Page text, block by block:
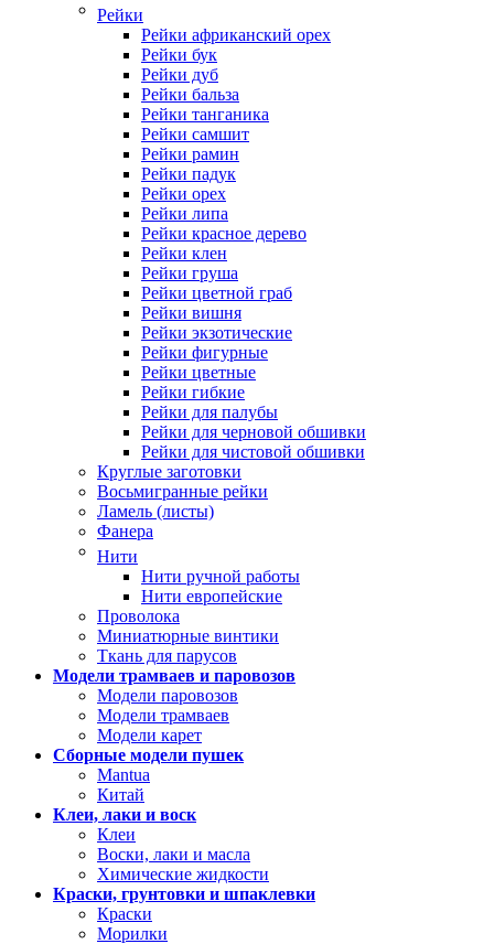
Рейки
Рейки африканский орех
Рейки бук
Рейки дуб
Рейки бальза
Рейки танганика
Рейки самшит
Рейки рамин
Рейки падук
Рейки орех
Рейки липа
Рейки красное дерево
Рейки клен
Рейки груша
Рейки цветной граб
Рейки вишня
Рейки экзотические
Рейки фигурные
Рейки цветные
Рейки гибкие
Рейки для палубы
Рейки для черновой обшивки
Рейки для чистовой обшивки
Круглые заготовки
Восьмигранные рейки
Ламель (листы)
Фанера
Нити
Нити ручной работы
Нити европейские
Проволока
Миниатюрные винтики
Ткань для парусов
Модели трамваев и паровозов
Модели паровозов
Модели трамваев
Модели карет
Сборные модели пушек
Mantua
Китай
Клеи, лаки и воск
Клеи
Воски, лаки и масла
Химические жидкости
Краски, грунтовки и шпаклевки
Краски
Морилки